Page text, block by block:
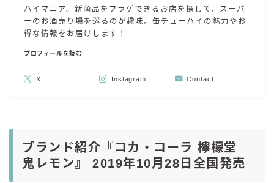
ハイマニア。新商品をフラゲできるお店を探して、スーパ
ーのお酒売り場を巡るのが趣味。缶チューハイの魅力やお
得な情報をお届けします！
プロフィールを読む
X Instagram Contact
ブランド紹介『コカ・コーラ 檸檬堂
鬼レモン』 2019年10月28日全国発売